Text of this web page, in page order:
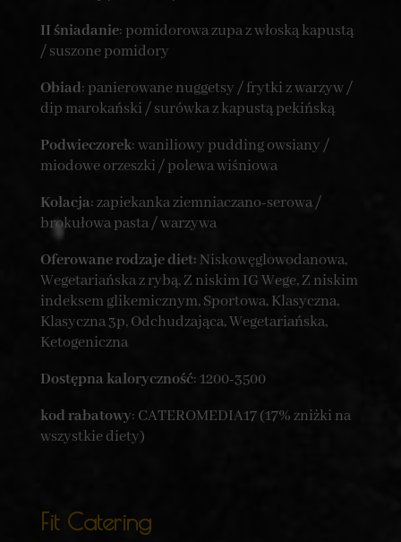
II śniadanie: pomidorowa zupa z włoską kapustą
/ suszone pomidory
Obiad: panierowane nuggetsy / frytki z warzyw /
dip marokański / surówka z kapustą pekińską
Podwieczorek: waniliowy pudding owsiany /
miodowe orzeszki / polewa wiśniowa
Kolacja: zapiekanka ziemniaczano-serowa /
brokułowa pasta / warzywa
Oferowane rodzaje diet: Niskowęglowodanowa,
Wegetariańska z rybą, Z niskim IG Wege, Z niskim
indeksem glikemicznym, Sportowa, Klasyczna,
Klasyczna 3p, Odchudzająca, Wegetariańska,
Ketogeniczna
Dostępna kaloryczność: 1200-3500
kod rabatowy: CATEROMEDIA17 (17% zniżki na
wszystkie diety)
Fit Catering